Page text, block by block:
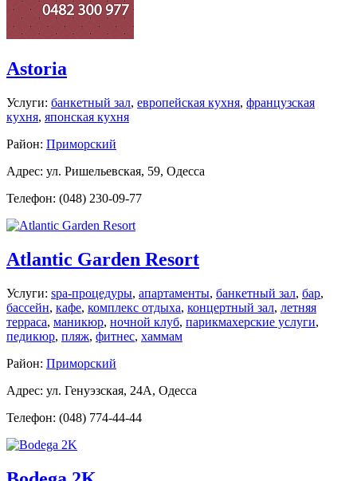
Astoria
Услуги: банкетный зал, европейская кухня, французская
кухня, японская кухня
Район: Приморский
Адрес: ул. Ришельевская, 59, Одесса
Телефон: (048) 230-09-77
Atlantic Garden Resort
Услуги: spa-процедуры, апартаменты, банкетный зал, бар,
бассейн, кафе, комплекс отдыха, концертный зал, летняя
терраса, маникюр, ночной клуб, парикмахерские услуги,
педикюр, пляж, фитнес, хаммам
Район: Приморский
Адрес: ул. Генуэзская, 24A, Одесса
Телефон: (048) 774-44-44